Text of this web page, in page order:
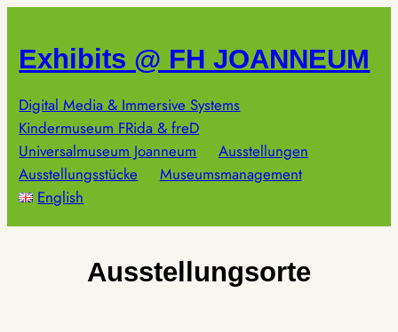
springen
Exhibits @ FH JOANNEUM
Digital Media & Immersive Systems
Kindermuseum FRida & freD
Universalmuseum Joanneum
Ausstellungen
Ausstellungsstücke
Museumsmanagement
English
Ausstellungsorte